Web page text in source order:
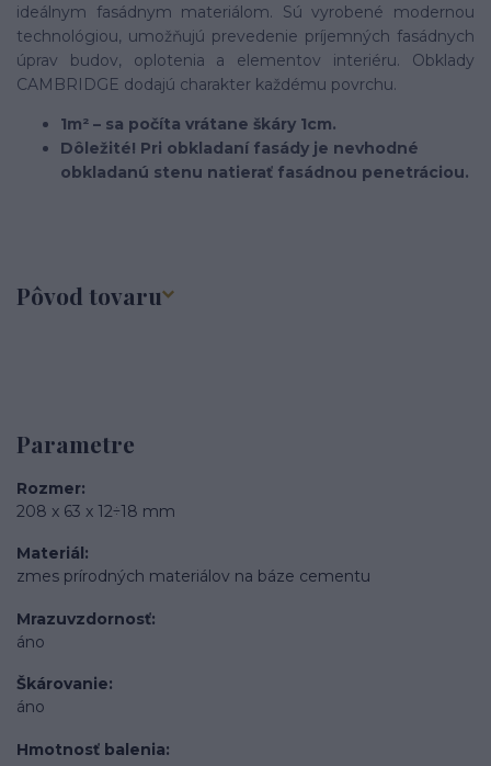
ideálnym fasádnym materiálom. Sú vyrobené modernou
technológiou, umožňujú prevedenie príjemných fasádnych
úprav budov, oplotenia a elementov interiéru. Obklady
CAMBRIDGE dodajú charakter každému povrchu.
1m² – sa počíta vrátane škáry 1cm.
Dôležité! Pri obkladaní fasády je nevhodné
obkladanú stenu natierať fasádnou penetráciou.
Pôvod tovaru
Parametre
Rozmer
208 x 63 x 12÷18 mm
Materiál
zmes prírodných materiálov na báze cementu
Mrazuvzdornosť
áno
Škárovanie
áno
Hmotnosť balenia